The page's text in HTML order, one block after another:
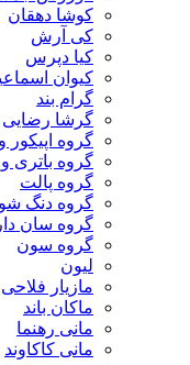
کوشا دهقان
کی آرش
کیا دپرس
کیوان
گرام بند
گرشا رضایی
گروه
گروه باتری
گروه پالت
گروه دنگ شو
گروه سان
گروه سون
لیون
مازیار فلاحی
ماکان باند
مانی رهنما
مانی کاکاوند